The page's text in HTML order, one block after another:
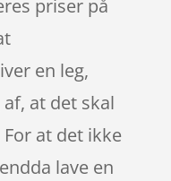
priser på
en leg,
at det skal
at det ikke
lave en